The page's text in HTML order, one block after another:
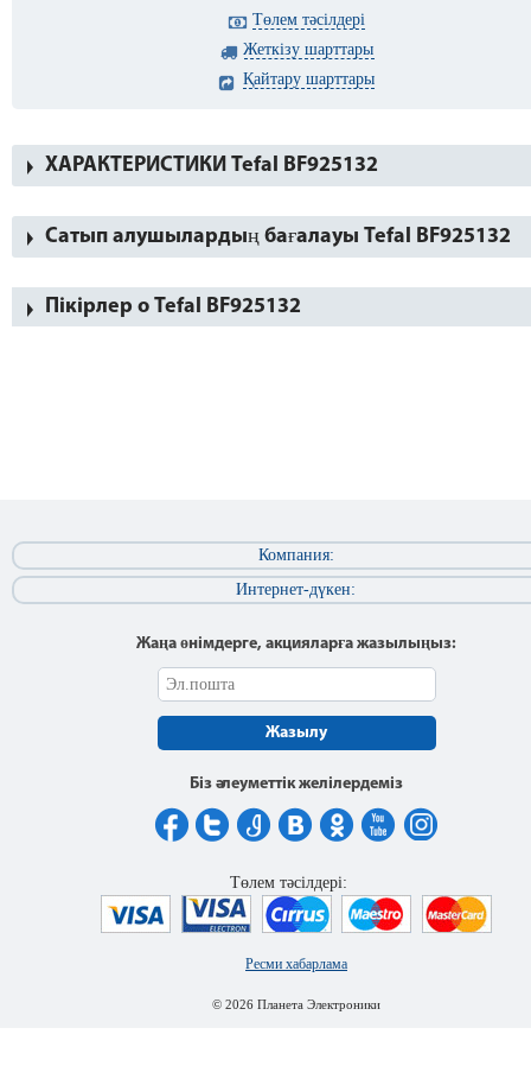
Төлем тәсілдері
Жеткізу шарттары
Қайтару шарттары
ХАРАКТЕРИСТИКИ Tefal BF925132
Сатып алушылардың бағалауы Tefal BF925132
Пікірлер о Tefal BF925132
Компания:
Интернет-дүкен:
Жаңа өнімдерге, акцияларға жазылыңыз:
Жазылу
Біз әлеуметтік желілердеміз
Ресми хабарлама
© 2026 Планета Электроники
Төлем тәсілдері: